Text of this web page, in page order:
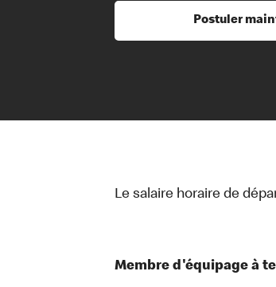
Postuler
Le salaire horaire de
Membre d'équipage à